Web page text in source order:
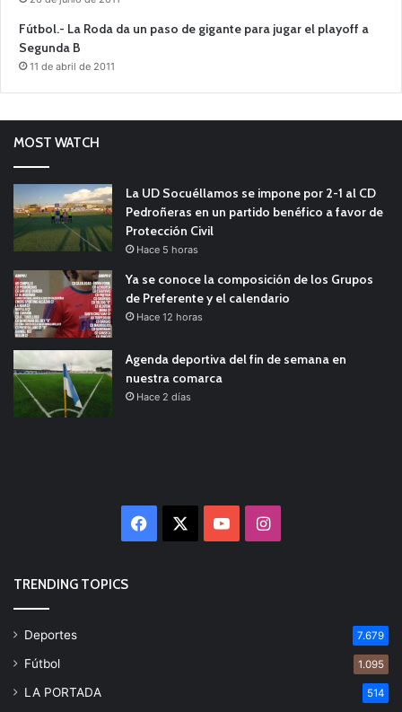
Fútbol.- La Roda da un paso de gigante para jugar el playoff a
Segunda B
11 de abril de 2011
MOST WATCH
La UD Socuéllamos se impone por 2-1 al CD
Pedroñeras en un partido benéfico a favor de
Protección Civil
Hace 5 horas
Ya se conoce la composición de los Grupos
de Preferente y el calendario
Hace 12 horas
Agenda deportiva del fin de semana en
nuestra comarca
Hace 2 días
Facebook YouTubeInstagram
TRENDING TOPICS
Deportes 7.679
Fútbol 1.095
LA PORTADA 514